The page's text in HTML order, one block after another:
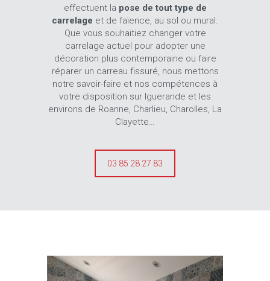
effectuent la pose de tout type de
carrelage et de faïence, au sol ou mural.
Que vous souhaitiez changer votre
carrelage actuel pour adopter une
décoration plus contemporaine ou faire
réparer un carreau fissuré, nous mettons
notre savoir-faire et nos compétences à
votre disposition sur Iguerande et les
environs de Roanne, Charlieu, Charolles, La
Clayette…
03 85 28 27 83